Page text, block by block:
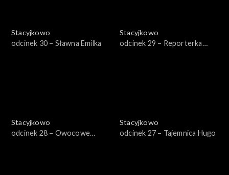
Stacyjkowo
odcinek 30 – Sławna Emilka
Stacyjkowo
odcinek 29 – Reporterka
Stacyjkowo
odcinek 28 – Owocowe
Stacyjkowo
odcinek 27 – Tajemnica Hugo